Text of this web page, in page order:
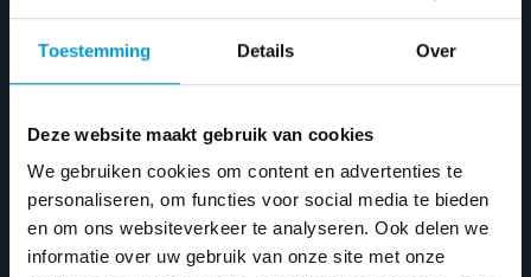
Toestemming Details Over
Deze website maakt gebruik van cookies
We gebruiken cookies om content en advertenties te
personaliseren, om functies voor social media te bieden
en om ons websiteverkeer te analyseren. Ook delen we
informatie over uw gebruik van onze site met onze
Home/ Nieuwe boten
Nieuwe boten
Prijsfilter